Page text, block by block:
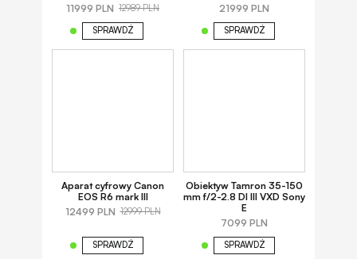
11999 PLN 12989 PLN
SPRAWDŹ
21999 PLN
SPRAWDŹ
Aparat cyfrowy Canon
EOS R6 mark III
12499 PLN 12999 PLN
SPRAWDŹ
Obiektyw Tamron 35-150
mm f/2-2.8 DI III VXD Sony
E
7099 PLN
SPRAWDŹ